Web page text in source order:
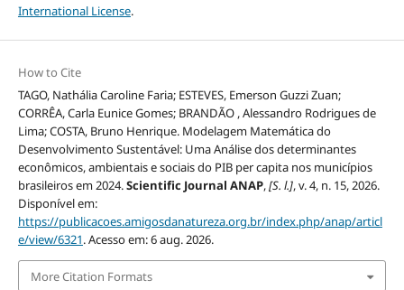
International License.
How to Cite
TAGO, Nathália Caroline Faria; ESTEVES, Emerson Guzzi Zuan;
CORRÊA, Carla Eunice Gomes; BRANDÃO , Alessandro Rodrigues de
Lima; COSTA, Bruno Henrique. Modelagem Matemática do
Desenvolvimento Sustentável: Uma Análise dos determinantes
econômicos, ambientais e sociais do PIB per capita nos municípios
brasileiros em 2024.Scientific Journal ANAP,[S. l.], v. 4, n. 15, 2026.
Disponível em:
https://publicacoes.amigosdanatureza.org.br/index.php/anap/articl
e/view/6321. Acesso em: 6 aug. 2026.
More Citation Formats